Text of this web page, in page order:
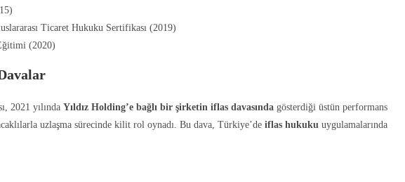
Ticaret Hukuku Sertifikası (2019)
(2020)
2021 yılında Yıldız Holding’e bağlı bir şirketin iflas davasında gösterdiği üstün performans
uzlaşma sürecinde kilit rol oynadı. Bu dava, Türkiye’de iflas hukuku uygulamalarında